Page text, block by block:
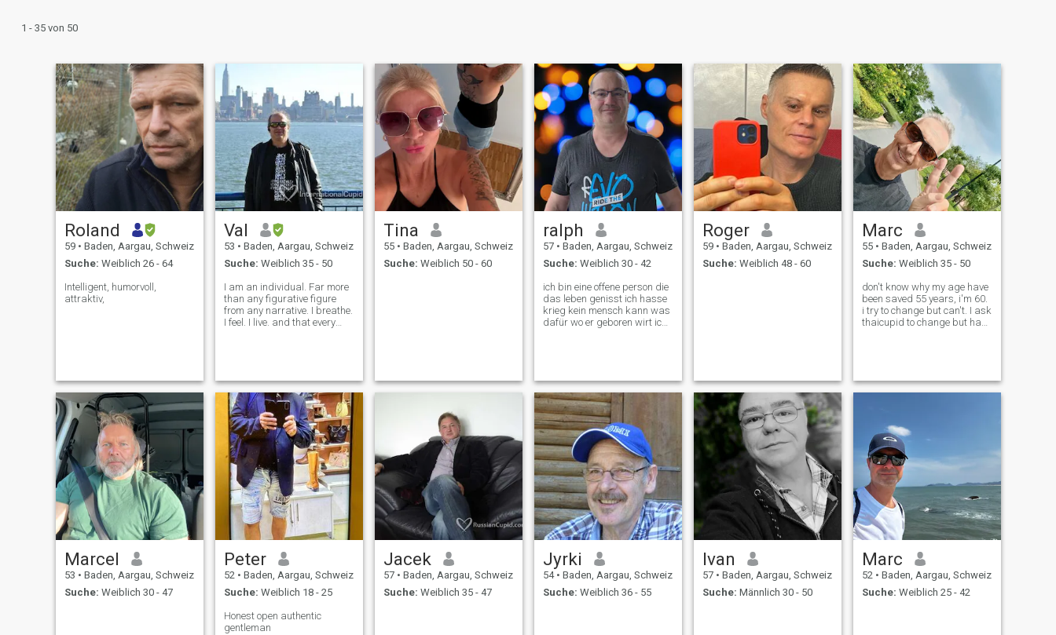
1 - 35 von 50
Roland
59 • Baden, Aargau, Schweiz
Suche: Weiblich 26 - 64
Intelligent, humorvoll,
attraktiv,
Val
53 • Baden, Aargau, Schweiz
Suche: Weiblich 35 - 50
I am an individual. Far more
than any figurative figure
from any narrative. I breathe.
I feel. I live. and that every
and
Tina
55 • Baden, Aargau, Schweiz
Suche: Weiblich 50 - 60
ralph
57 • Baden, Aargau, Schweiz
Suche: Weiblich 30 - 42
ich bin eine offene person die
das leben genisst ich hasse
krieg kein mensch kann was
dafür wo er geboren wirt ich
Roger
59 • Baden, Aargau, Schweiz
Suche: Weiblich 48 - 60
Marc
55 • Baden, Aargau, Schweiz
Suche: Weiblich 35 - 50
don't know why my age have
been saved 55 years, i'm 60.
i try to change but can't. I ask
thaicupid to change but have
Marcel
53 • Baden, Aargau, Schweiz
Suche: Weiblich 30 - 47
Peter
52 • Baden, Aargau, Schweiz
Suche: Weiblich 18 - 25
Honest open authentic
gentleman
Jacek
57 • Baden, Aargau, Schweiz
Suche: Weiblich 35 - 47
Jyrki
54 • Baden, Aargau, Schweiz
Suche: Weiblich 36 - 55
Ivan
57 • Baden, Aargau, Schweiz
Suche: Männlich 30 - 50
Marc
52 • Baden, Aargau, Schweiz
Suche: Weiblich 25 - 42